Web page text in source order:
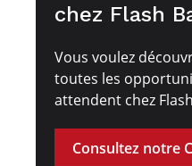
chez Flash
Vous voulez
toutes les
attendent chez
Consultez notre